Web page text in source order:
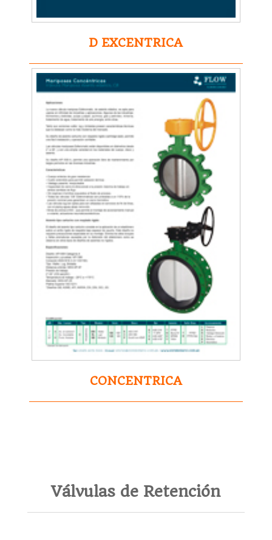
D EXCENTRICA
CONCENTRICA
Válvulas de Retención